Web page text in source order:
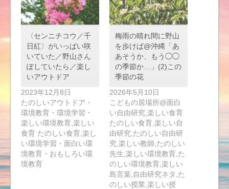
〈センニチコウ／千
日紅〉がいっぱい咲
いていた／野山さん
ぽしていたら／楽し
いアウトドア
2023年12月8日
たのしいアウトドア・
環境教育・環境学習・
楽しい環境教育,楽しい
食育 たのしい食育,楽し
い環境学習・面白い環
境教育・おもしろい環
境教育
梅雨の晴れ間に野山
を歩けば@沖縄「あ
あそうか、もう◯◯
の季節か…」(2)この
季節の花
2026年5月10日
こどもの居場所@面白
い自由研究,楽しい食育
たのしい食育,楽しい自
由研究,たのしい自由研
究,楽しい教師,たのしい
先生,楽しい環境教育,た
のしい環境教育,楽しい
島言葉,自由研究ネタ,た
のしい授業,楽しい授